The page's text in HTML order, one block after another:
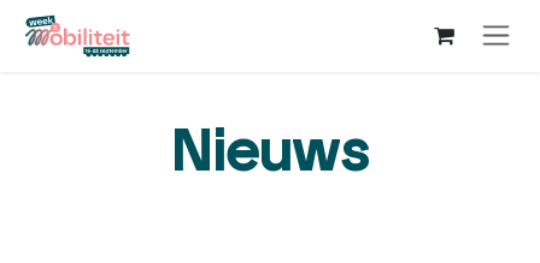
Overslaan naar inhoud
Nieuws